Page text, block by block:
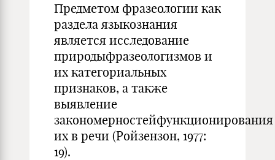
Предметом фразеологии как
раздела языкознания
является исследование
природыфразеологизмов и
их категориальных
признаков, а также
выявление
закономерностейфункционирования
их в речи (Ройзензон, 1977:
19).